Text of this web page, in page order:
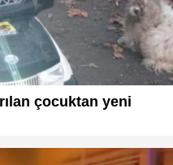
çocuktan yeni